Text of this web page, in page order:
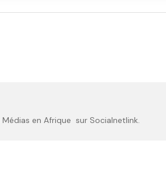
en Afrique sur Socialnetlink.